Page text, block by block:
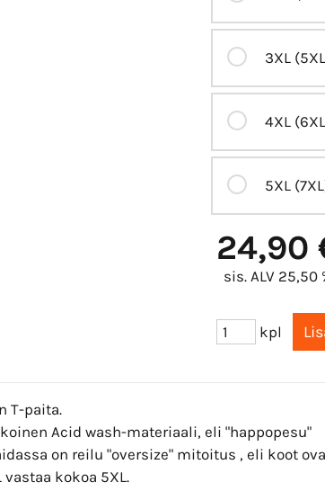
3XL
4XL
5XL
24,90
sis. ALV 25,50
kpl
T-paita.
Acid wash-materiaali, eli "happopesu"
on reilu "oversize" mitoitus , eli koot
vastaa kokoa 5XL.